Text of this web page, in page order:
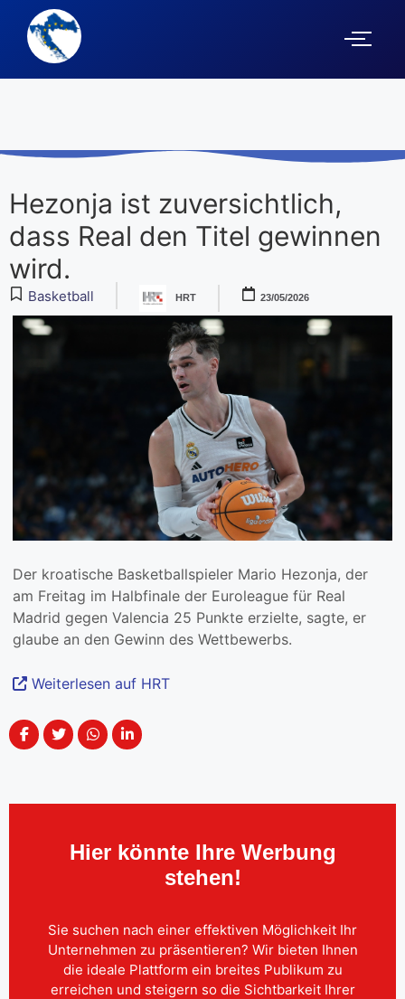
Hezonja ist zuversichtlich,
dass Real den Titel gewinnen
wird.
Basketball HRT 23/05/2026
Der kroatische Basketballspieler Mario Hezonja, der
am Freitag im Halbfinale der Euroleague für Real
Madrid gegen Valencia 25 Punkte erzielte, sagte, er
glaube an den Gewinn des Wettbewerbs.
Weiterlesen auf HRT
Hier könnte Ihre Werbung
stehen!
Sie suchen nach einer effektiven Möglichkeit Ihr
Unternehmen zu präsentieren? Wir bieten Ihnen
die ideale Plattform ein breites Publikum zu
erreichen und steigern so die Sichtbarkeit Ihrer